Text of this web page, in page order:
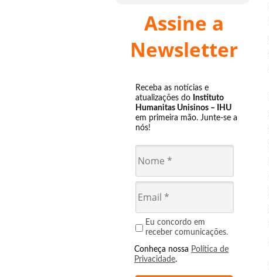
Assine a
Newsletter
Receba as notícias e
atualizações do Instituto
Humanitas Unisinos – IHU
em primeira mão. Junte-se a
nós!
Eu concordo em
receber comunicações.
Conheça nossa Política de
Privacidade.